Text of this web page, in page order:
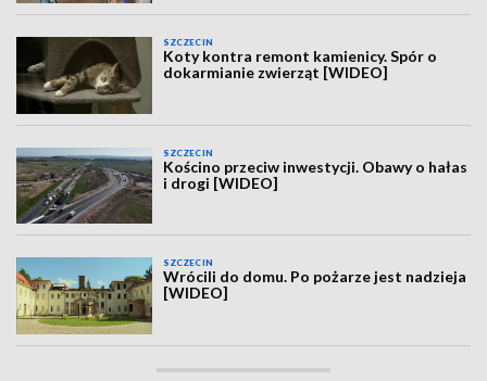
SZCZECIN
Koty kontra remont kamienicy. Spór o
dokarmianie zwierząt [WIDEO]
SZCZECIN
Kościno przeciw inwestycji. Obawy o hałas
i drogi [WIDEO]
SZCZECIN
Wrócili do domu. Po pożarze jest nadzieja
[WIDEO]